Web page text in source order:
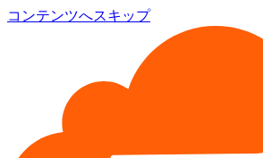
コンテンツへスキップ